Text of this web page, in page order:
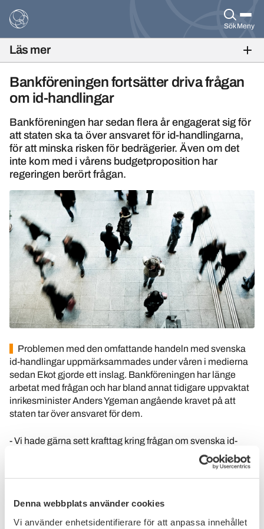
Denna webbplats använder cookies
Vi använder enhetsidentifierare för att anpassa innehållet
SökMeny
Bankföreningen fortsätter driva frågan
om id-handlingar
Bankföreningen har sedan flera år engagerat sig för
att staten ska ta över ansvaret för id-handlingarna,
för att minska risken för bedrägerier. Även om det
inte kom med i vårens budgetproposition har
regeringen berört frågan.
Problemen med den omfattande handeln med svenska
id-handlingar uppmärksammades under våren i medierna
sedan Ekot gjorde ett inslag. Bankföreningen har länge
arbetat med frågan och har bland annat tidigare uppvaktat
inrikesminister Anders Ygeman angående kravet på att
staten tar över ansvaret för dem.
- Vi hade gärna sett krafttag kring frågan om svenska id-
handlingar. Skatteverket, Transportstyrelsen och Polisen
måste intensifiera arbetet med att göra en översyn av det
statliga ansvaret för id-handlingar. Tyvärr förbigicks frågan
Leif Trogen, chef för avdelningen finansiell infrastruktur på
Bankföreningen.
Läs mer